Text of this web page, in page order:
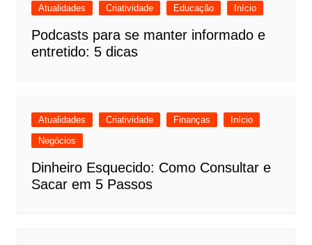
Atualidades Criatividade Educação Início
Podcasts para se manter informado e
entretido: 5 dicas
Atualidades Criatividade Finanças
Início
Negócios
Dinheiro Esquecido: Como Consultar e
Sacar em 5 Passos